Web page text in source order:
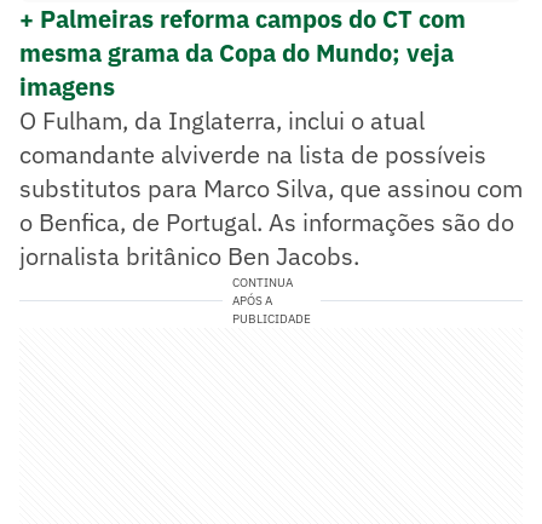
+ Palmeiras reforma campos do CT com
mesma grama da Copa do Mundo; veja
imagens
O Fulham, da Inglaterra, inclui o atual
comandante alviverde na lista de possíveis
substitutos para Marco Silva, que assinou com
o Benfica, de Portugal. As informações são do
jornalista britânico Ben Jacobs.
CONTINUA
APÓS A
PUBLICIDADE